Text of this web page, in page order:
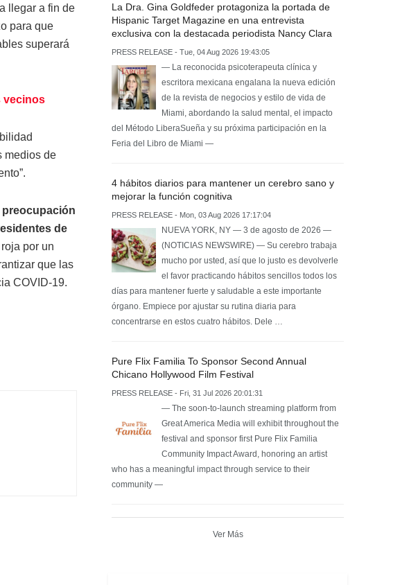
llegar a fin de
para que
superará
vecinos
medios de
preocupación
de
por un
que las
COVID-19.
La Dra. Gina Goldfeder protagoniza la portada de
Hispanic Target Magazine en una entrevista
exclusiva con la destacada periodista Nancy Clara
PRESS RELEASE - Tue, 04 Aug 2026 19:43:05
— La reconocida psicoterapeuta clínica y
escritora mexicana engalana la nueva edición
de la revista de negocios y estilo de vida de
Miami, abordando la salud mental, el impacto
del Método LiberaSueña y su próxima participación en la
Feria del Libro de Miami —
4 hábitos diarios para mantener un cerebro sano y
mejorar la función cognitiva
PRESS RELEASE - Mon, 03 Aug 2026 17:17:04
NUEVA YORK, NY — 3 de agosto de 2026 —
(NOTICIAS NEWSWIRE) — Su cerebro trabaja
mucho por usted, así que lo justo es devolverle
el favor practicando hábitos sencillos todos los
días para mantener fuerte y saludable a este importante
órgano. Empiece por ajustar su rutina diaria para
concentrarse en estos cuatro hábitos. Dele …
Pure Flix Familia To Sponsor Second Annual
Chicano Hollywood Film Festival
PRESS RELEASE - Fri, 31 Jul 2026 20:01:31
— The soon-to-launch streaming platform from
Great America Media will exhibit throughout the
festival and sponsor first Pure Flix Familia
Community Impact Award, honoring an artist
who has a meaningful impact through service to their
community —
Ver Más